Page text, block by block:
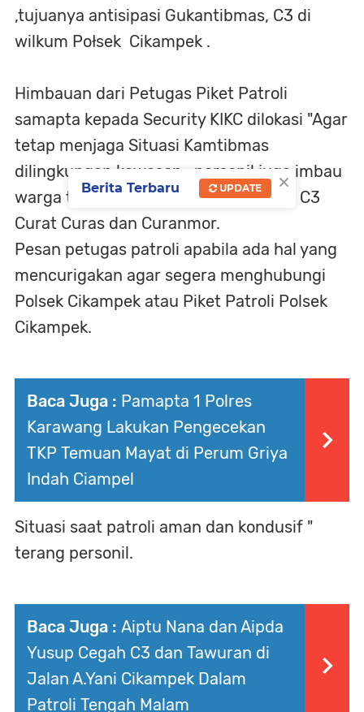
,tujuanya antisipasi Gukantibmas, C3 di
wilkum Połsek Cikampek .
Himbauan dari Petugas Piket Patroli
samapta kepada Security KIKC dilokasi "Agar
tetap menjaga Situasi Kamtibmas
dilingkungan kawasan , personil juga imbau
warga tetap waspada akan kejahatan C3
Curat Curas dan Curanmor.
Pesan petugas patroli apabila ada hal yang
mencurigakan agar segera menghubungi
Polsek Cikampek atau Piket Patroli Polsek
Cikampek.
Baca Juga : Pamapta 1 Polres
Karawang Lakukan Pengecekan
TKP Temuan Mayat di Perum Griya
Indah Ciampel
Situasi saat patroli aman dan kondusif "
terang personil.
Baca Juga : Aiptu Nana dan Aipda
Yusup Cegah C3 dan Tawuran di
Jalan A.Yani Cikampek Dalam
Patroli Tengah Malam
×
Berita Terbaru UPDATE